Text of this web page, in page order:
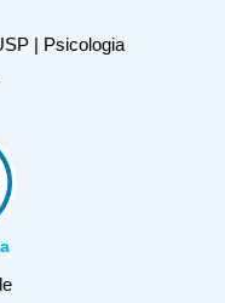
| Psicologia